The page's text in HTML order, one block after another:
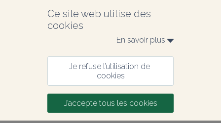
Ce site web utilise des
cookies
En savoir plus
Je refuse l’utilisation de
cookies
J’accepte tous les cookies